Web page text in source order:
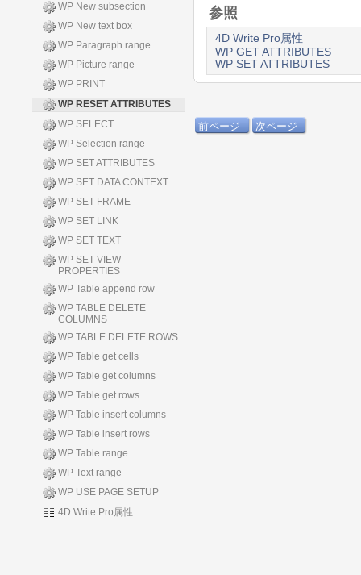
WP New subsection
WP New text box
WP Paragraph range
WP Picture range
WP PRINT
WP RESET ATTRIBUTES
WP SELECT
WP Selection range
WP SET ATTRIBUTES
WP SET DATA CONTEXT
WP SET FRAME
WP SET LINK
WP SET TEXT
WP SET VIEW
PROPERTIES
WP Table append row
WP TABLE DELETE
COLUMNS
WP TABLE DELETE ROWS
WP Table get cells
WP Table get columns
WP Table get rows
WP Table insert columns
WP Table insert rows
WP Table range
WP Text range
WP USE PAGE SETUP
4D Write Pro属性
参照
4D Write Pro属性
WP GET ATTRIBUTES
WP SET ATTRIBUTES
前ページ 次ページ